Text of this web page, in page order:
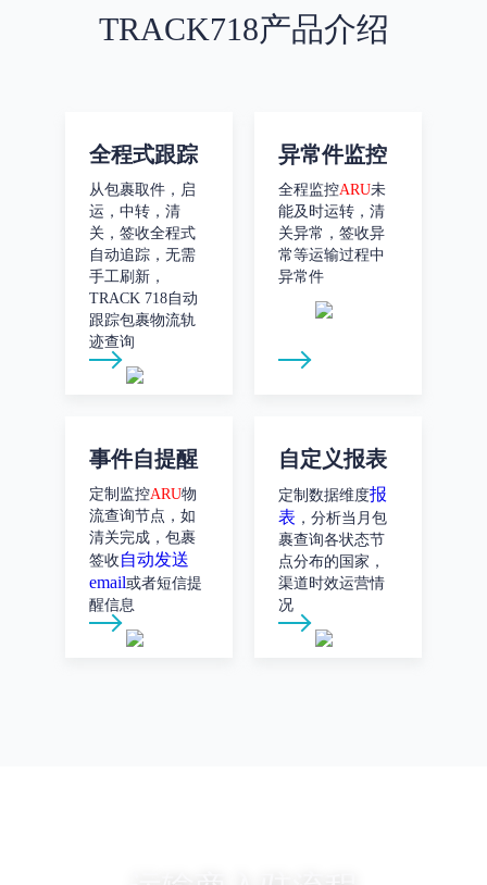
TRACK718产品介绍
全程式跟踪
从包裹取件，启
运，中转，清
关，签收全程式
自动追踪，无需
手工刷新，
TRACK 718自动
跟踪包裹物流轨
迹查询
异常件监控
全程监控ARU未
能及时运转，清
关异常，签收异
常等运输过程中
异常件
事件自提醒
定制监控ARU物
流查询节点，如
清关完成，包裹
签收 自动发送
email或者短信提
醒信息
自定义报表
定制数据维度报
表 ，分析当月包
裹查询各状态节
点分布的国家，
渠道时效运营情
况